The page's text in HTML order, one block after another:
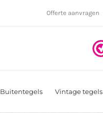
Offerte aanvragen
Buitentegels Vintage tegels